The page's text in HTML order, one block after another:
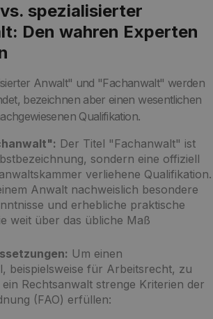
spezialisierter
Den wahren Experten
Anwalt" und "Fachanwalt" werden
bezeichnen aber einen wesentlichen
Qualifikation.
Der Titel "Fachanwalt" ist
sondern eine offiziell
verliehene Qualifikation.
Anwalt nachweislich besondere
und erhebliche praktische
weit über das übliche Maß
Um einen
beispielsweise für Arbeitsrecht, zu
Rechtsanwalt strenge Kriterien der
(FAO) erfüllen: